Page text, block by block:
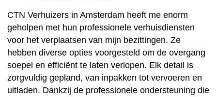
CTN Verhuizers in Amsterdam heeft me enorm
geholpen met hun professionele verhuisdiensten
voor het verplaatsen van mijn bezittingen. Ze
hebben diverse opties voorgesteld om de overgang
soepel en efficiënt te laten verlopen. Elk detail is
zorgvuldig gepland, van inpakken tot vervoeren en
uitladen. Dankzij de professionele ondersteuning die